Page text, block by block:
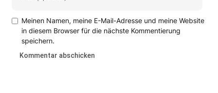
Meinen Namen, meine E-Mail-Adresse und meine Website
in diesem Browser für die nächste Kommentierung
speichern.